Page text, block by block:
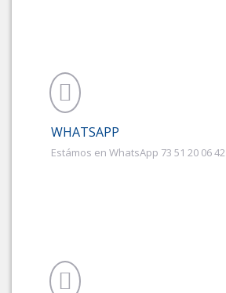
WHATSAPP
Estámos en WhatsApp 73 51 20 06 42